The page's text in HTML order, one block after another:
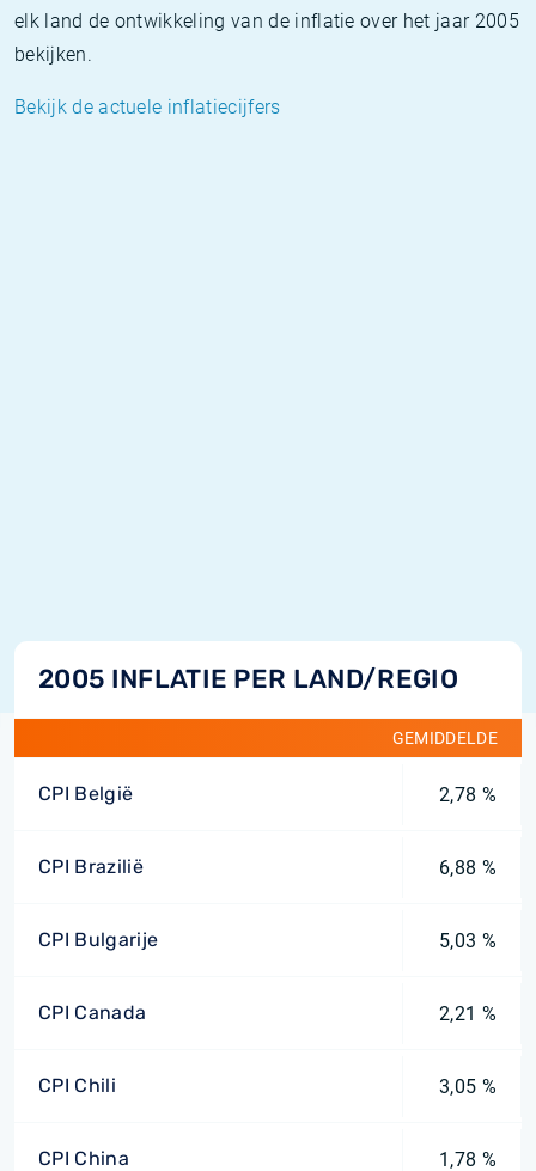
elk land de ontwikkeling van de inflatie over het jaar 2005
bekijken.
Bekijk de actuele inflatiecijfers
2005 INFLATIE PER LAND/REGIO
GEMIDDELDE
CPI België 2,78 %
CPI Brazilië 6,88 %
CPI Bulgarije 5,03 %
CPI Canada 2,21 %
CPI Chili 3,05 %
CPI China 1,78 %